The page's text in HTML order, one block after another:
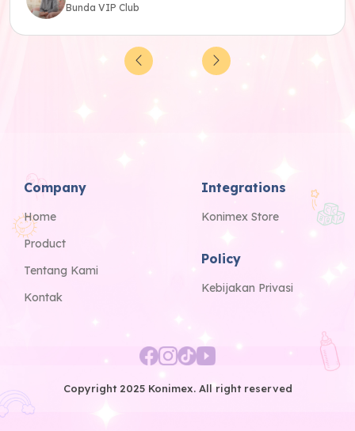
Bunda VIP Club
Company
Home
Product
Tentang Kami
Kontak
Integrations
Konimex Store
Policy
Kebijakan Privasi
Copyright 2025 Konimex. All right reserved